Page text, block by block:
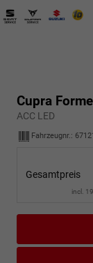
Cupra
ACC LED
Fahrzeugnr.: 67121
Gesamtpreis
incl.